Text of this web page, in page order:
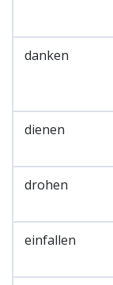
danken
dienen
drohen
einfallen